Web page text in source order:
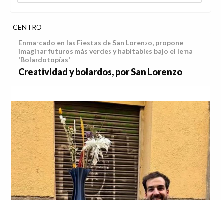
CENTRO
Enmarcado en las Fiestas de San Lorenzo, propone
imaginar futuros más verdes y habitables bajo el lema
'Bolardotopías'
Creatividad y bolardos, por San Lorenzo
Anterior